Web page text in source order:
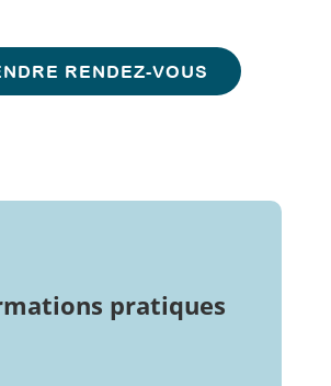
RENDEZ-VOUS
pratiques